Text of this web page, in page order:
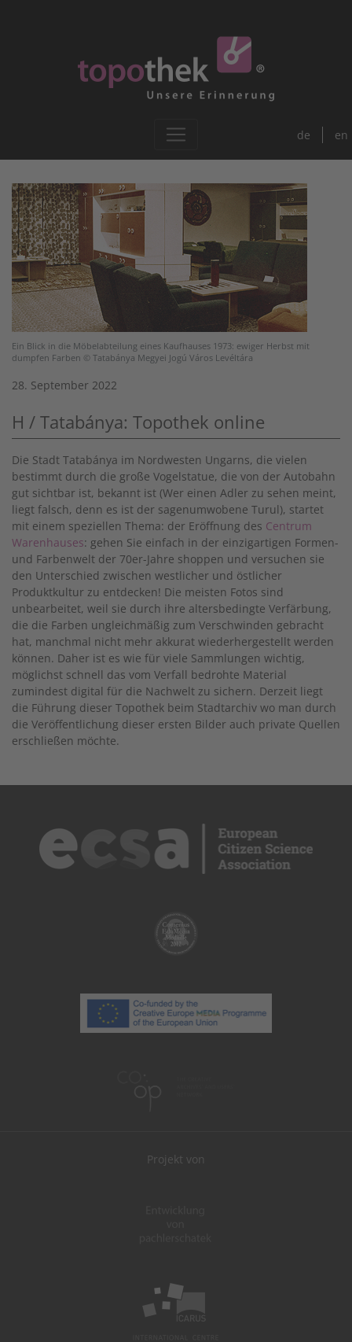
de en
Ein Blick in die Möbelabteilung eines Kaufhauses 1973: ewiger Herbst mit
dumpfen Farben © Tatabánya Megyei Jogú Város Levéltára
28. September 2022
H / Tatabánya: Topothek online
Die Stadt Tatabánya im Nordwesten Ungarns, die vielen
bestimmt durch die große Vogelstatue, die von der Autobahn
gut sichtbar ist, bekannt ist (Wer einen Adler zu sehen meint,
liegt falsch, denn es ist der sagenumwobene Turul), startet
mit einem speziellen Thema: der Eröffnung des Centrum
Warenhauses: gehen Sie einfach in der einzigartigen Formen-
und Farbenwelt der 70er-Jahre shoppen und versuchen sie
den Unterschied zwischen westlicher und östlicher
Produktkultur zu entdecken! Die meisten Fotos sind
unbearbeitet, weil sie durch ihre altersbedingte Verfärbung,
die die Farben ungleichmäßig zum Verschwinden gebracht
hat, manchmal nicht mehr akkurat wiederhergestellt werden
können. Daher ist es wie für viele Sammlungen wichtig,
möglichst schnell das vom Verfall bedrohte Material
zumindest digital für die Nachwelt zu sichern. Derzeit liegt
die Führung dieser Topothek beim Stadtarchiv wo man durch
die Veröffentlichung dieser ersten Bilder auch private Quellen
erschließen möchte.
Projekt von